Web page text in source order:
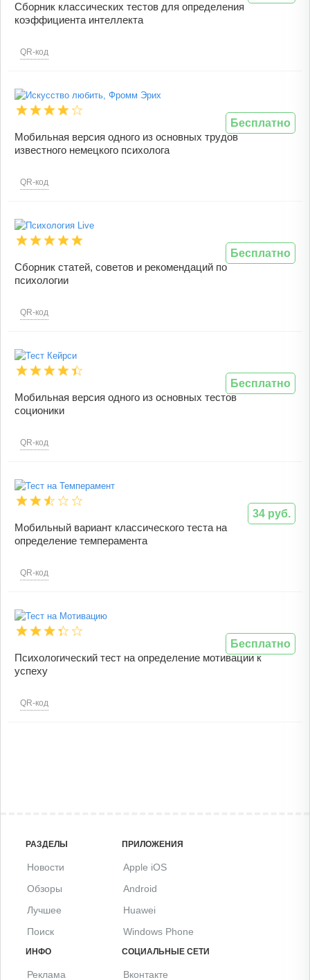
Сборник классических тестов для определения
коэффициента интеллекта
QR-код
Мобильная версия одного из основных трудов
известного немецкого психолога
QR-код
Бесплатно
Сборник статей, советов и рекомендаций по
психологии
QR-код
Бесплатно
Мобильная версия одного из основных тестов
соционики
QR-код
Бесплатно
Мобильный вариант классического теста на
определение темперамента
QR-код
34 руб.
Психологический тест на определение мотивации к
успеху
QR-код
Бесплатно
РАЗДЕЛЫ
Новости
Обзоры
Лучшее
Поиск
ПРИЛОЖЕНИЯ
Apple iOS
Android
Huawei
Windows Phone
ИНФО
Реклама
СОЦИАЛЬНЫЕ СЕТИ
Вконтакте